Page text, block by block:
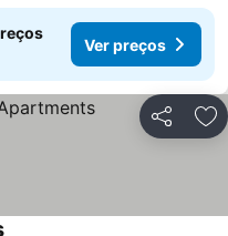
Ver preços
Partilhar